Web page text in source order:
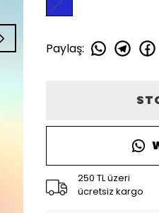
Paylaş:
250 TL üzeri
ücretsiz kargo